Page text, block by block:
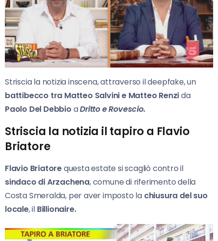
Striscia la notizia inscena, attraverso il deepfake, un
battibecco tra Matteo Salvini e Matteo Renzida
Paolo Del Debbio aDritto e Rovescio.
Striscia la notizia il tapiro a Flavio
Briatore
Flavio Briatorequesta estate si scagliò contro il
sindaco di Arzachena, comune di riferimento della
Costa Smeralda, per aver imposto la chiusura del suo
locale, il Billionaire.